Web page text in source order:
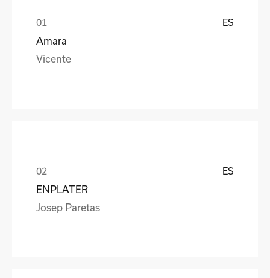
ES
Amara
Vicente
ES
ENPLATER
Josep Paretas